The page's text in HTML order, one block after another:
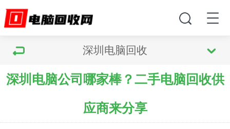
深圳电脑回收
深圳电脑公司哪家棒？二手电脑回收供
应商来分享